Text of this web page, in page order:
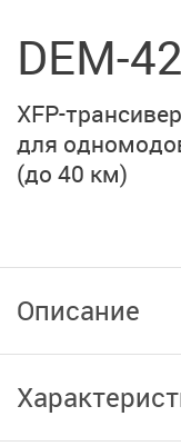
DEM-
XFP-
для
(до 40 км)
Описание